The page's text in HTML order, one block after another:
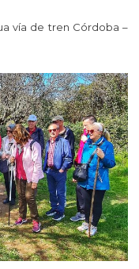
vía de tren Córdoba –